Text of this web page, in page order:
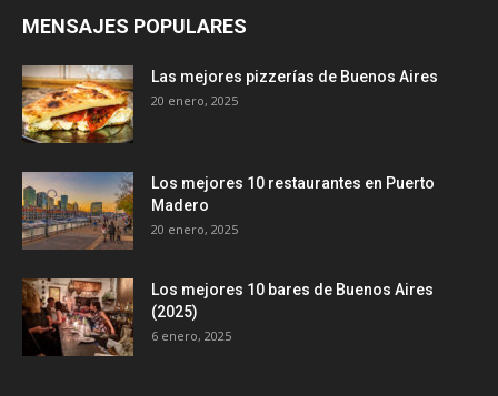
MENSAJES POPULARES
Las mejores pizzerías de Buenos Aires
20 enero, 2025
Los mejores 10 restaurantes en Puerto
Madero
20 enero, 2025
Los mejores 10 bares de Buenos Aires
(2025)
6 enero, 2025